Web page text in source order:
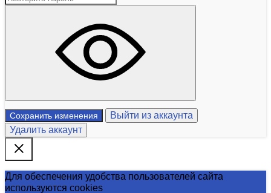
Сохранить изменения
Выйти из аккаунта
Удалить аккаунт
Для обеспечения удобства пользователей сайта
используются cookies